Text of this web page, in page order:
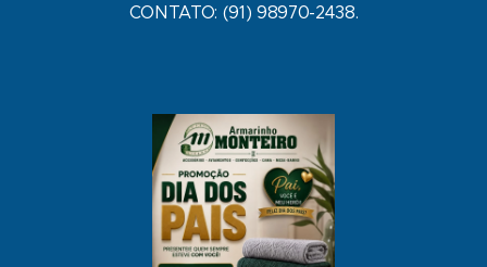
CONTATO: (91) 98970-2438.